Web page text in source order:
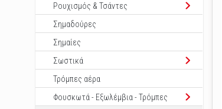
Ρουχισμός & Τσάντες
Σημαδούρες
Σημαίες
Σωστικά
Τρόμπες αέρα
Φουσκωτά - Εξωλέμβια - Τρόμπες